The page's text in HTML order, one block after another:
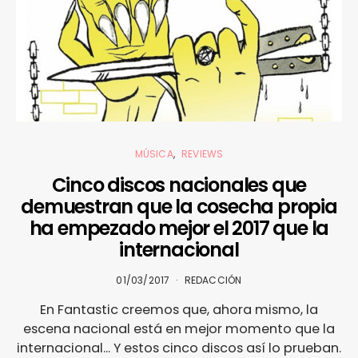
MÚSICA REVIEWS
Cinco discos nacionales que
demuestran que la cosecha propia
ha empezado mejor el 2017 que la
internacional
01/03/2017 REDACCIÓN
En Fantastic creemos que, ahora mismo, la
escena nacional está en mejor momento que la
internacional... Y estos cinco discos así lo prueban.